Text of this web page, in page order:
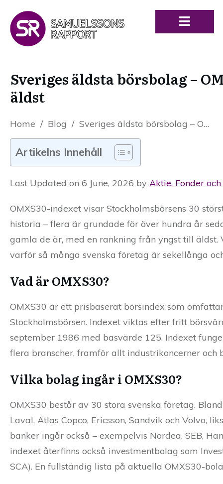
Sveriges äldsta börsbolag –
äldst
Home / Blog / Sveriges äldsta börsbolag – OMXS30-bolagen rankade från yngst till äldst
Artikelns Innehåll
Last Updated on 6 June, 2026 by Aktie, Fonder
OMXS30-indexet visar Stockholmsbörsens 30
historia – flera är grundade för över hundra år
gamla de är, med en rankning från yngst till
varför så många svenska företag är sekellånga
Vad är OMXS30?
OMXS30 är ett prisbaserat börsindex som
Stockholmsbörsen. Indexet viktas efter fritt
september 1986 med basvärde 125. Indexet
flera branscher, framför allt industrikoncern­er och
Vilka bolag ingår i OMXS30?
OMXS30 består av 30 stora svenska företag.
Laval, Atlas Copco, Ericsson, Sandvik och Volvo,
banker ingår också – exempelvis Nordea, SEB,
indexet återfinns också investmentbolag som
SCA). En fullständig lista på aktuella OMXS30-